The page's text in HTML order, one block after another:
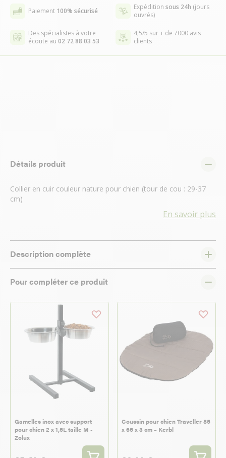
Paiement 100% sécurisé Expédition sous 24h (jours
ouvrés)
Des spécialistes à votre
écoute au 02 72 88 03 53
4,5/5 sur + de 7000 avis
clients
Détails produit
Collier en cuir couleur nature pour chien (tour de cou : 29-37
cm)
En savoir plus
Description complète
Pour compléter ce produit
Gamelles inox avec support
pour chien 2 x 1,5L taille M -
Zolux
Coussin pour chien Traveller 85
x 65 x 3 cm – Kerbl